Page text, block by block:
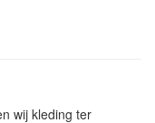
wij kleding ter